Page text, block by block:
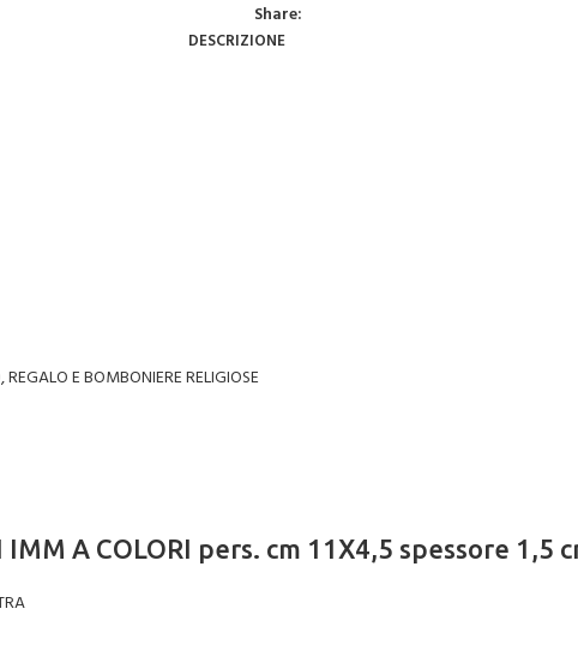
Share:
DESCRIZIONE
E BOMBONIERE RELIGIOSE
A COLORI pers. cm 11X4,5 spessore 1,5